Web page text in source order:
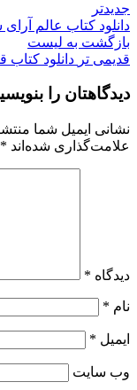
جدیدتر
دانلود کتاب عالم
بازگشت به لیست
قدیمی تر دانلود
دیدگاهتان را
نشانی ایمیل شما
علامت‌گذاری شده‌اند *
دیدگاه *
نام *
ایمیل *
وب‌ سایت